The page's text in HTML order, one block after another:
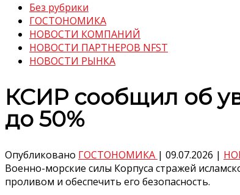
Без рубрики
ГОСТОНОМИКА
НОВОСТИ КОМПАНИЙ
НОВОСТИ ПАРТНЕРОВ NFST
НОВОСТИ РЫНКА
КСИР сообщил об
до 50%
Опубликовано ГОСТОНОМИКА | 09.07.2026 |
Военно-морские силы Корпуса стражей
проливом и обеспечить его безопасность.